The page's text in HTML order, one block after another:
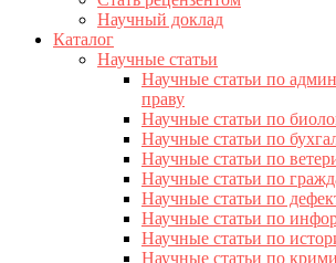
Научный доклад
Каталог
Научные статьи
Научные статьи по
праву
Научные статьи по
Научные статьи по
Научные статьи по
Научные статьи по
Научные статьи по
Научные статьи по
Научные статьи по
Научные статьи по